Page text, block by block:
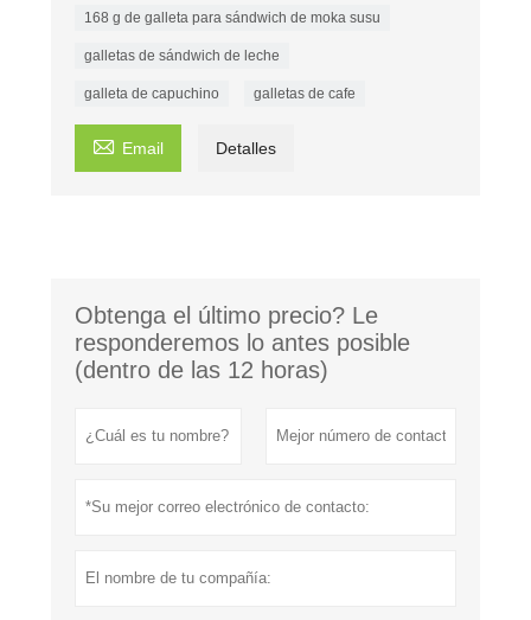
168 g de galleta para sándwich de moka susu
galletas de sándwich de leche
galleta de capuchino galletas de cafe
 Email Detalles
Obtenga el último precio? Le
responderemos lo antes posible
(dentro de las 12 horas)